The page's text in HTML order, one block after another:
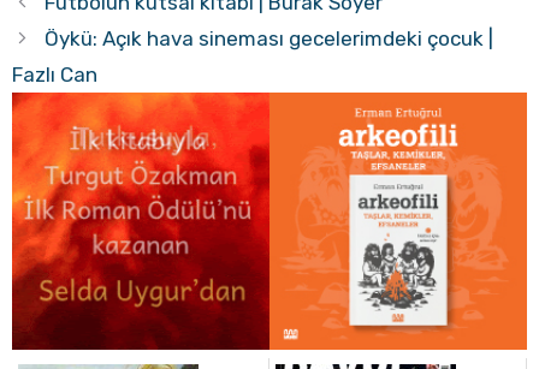
Öykü: Açık hava sineması gecelerimdeki çocuk |
Fazlı Can